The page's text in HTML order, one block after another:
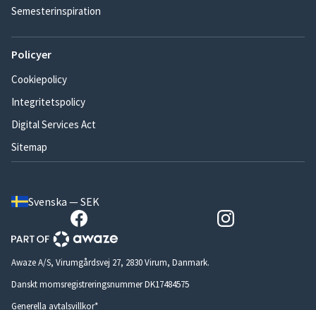
Semesterinspiration
Policyer
Cookiepolicy
Integritetspolicy
Digital Services Act
Sitemap
Svenska — SEK
Awaze A/S, Virumgårdsvej 27, 2830 Virum, Danmark.
Danskt momsregistreringsnummer DK17484575
Generella avtalsvillkor*